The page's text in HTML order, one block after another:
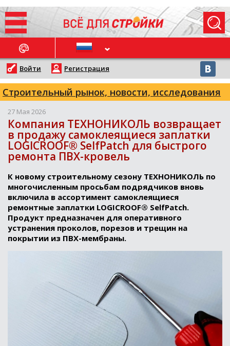
НОВОСТИ
Войти Регистрация
Строительный рынок, новости, исследования
27 Мая 2026
Компания ТЕХНОНИКОЛЬ возвращает
в продажу самоклеящиеся заплатки
LOGICROOF® SelfPatch для быстрого
ремонта ПВХ-кровель
К новому строительному сезону ТЕХНОНИКОЛЬ по
многочисленным просьбам подрядчиков вновь
включила в ассортимент самоклеящиеся
ремонтные заплатки LOGICROOF® SelfPatch.
Продукт предназначен для оперативного
устранения проколов, порезов и трещин на
покрытии из ПВХ-мембраны.